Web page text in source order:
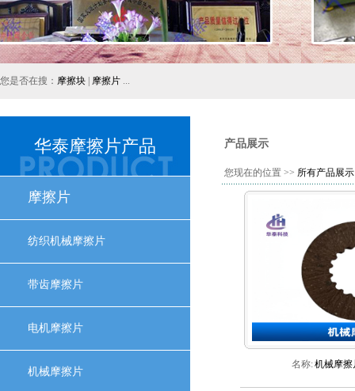
您是否在搜： 摩擦块 摩擦片 ...
华泰摩擦片产品
摩擦片
纺织机械摩擦片
带齿摩擦片
电机摩擦片
机械摩擦片
产品展示
您现在的位置 >> 所有产品展示
名称:机械摩擦